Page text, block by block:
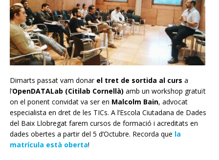
Dimarts passat vam donar el tret de sortida al curs a
l’OpenDATALab (Citilab Cornellà) amb un workshop gratuït
on el ponent convidat va ser en Malcolm Bain, advocat
especialista en dret de les TICs. A l’Escola Ciutadana de Dades
del Baix Llobregat farem cursos de formació i acreditats en
dades obertes a partir del 5 d’Octubre. Recorda que la
matrícula està oberta!